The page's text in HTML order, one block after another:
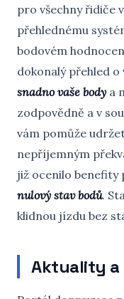
pro všechny řidiče
přehlednému
bodovém
dokonalý přehled
snadno vaše body a
zodpovědně a v
vám pomůže
nepříjemným
již ocenilo benefity
nulový stav bodů.
klidnou jízdu bez
Aktuality a